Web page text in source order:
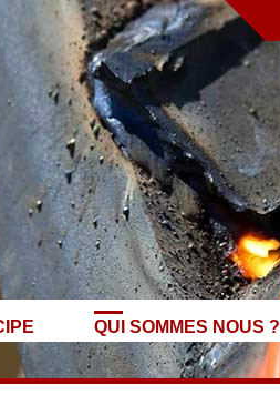
QUI SOMMES NOUS ?